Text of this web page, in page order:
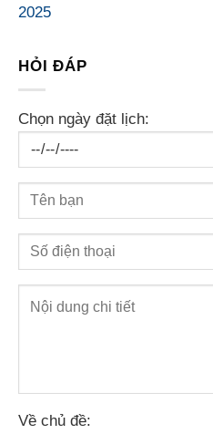
2025
HỎI ĐÁP
Chọn ngày đặt lịch:
Về chủ đề: